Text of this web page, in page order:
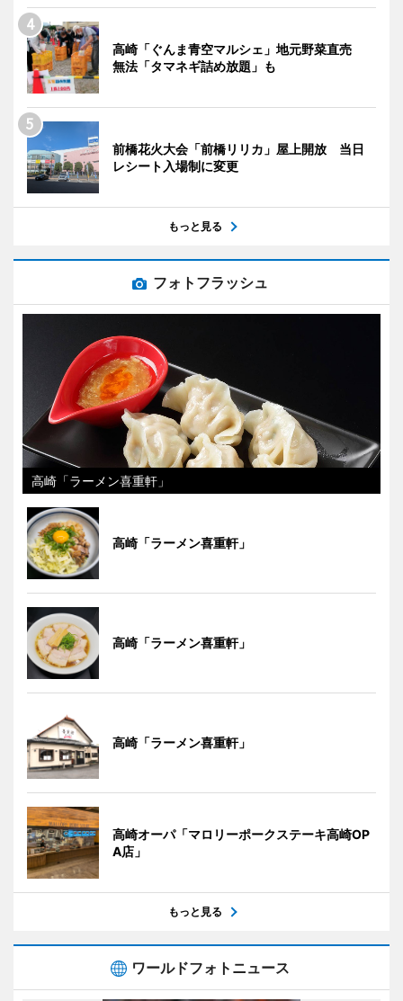
高崎「ぐんま青空マルシェ」地元野菜直売
無法「タマネギ詰め放題」も
前橋花火大会「前橋リリカ」屋上開放 当日
レシート入場制に変更
もっと見る
フォトフラッシュ
高崎「ラーメン喜重軒」
高崎「ラーメン喜重軒」
高崎「ラーメン喜重軒」
高崎「ラーメン喜重軒」
高崎オーパ「マロリーポークステーキ高崎OP
A店」
もっと見る
ワールドフォトニュース